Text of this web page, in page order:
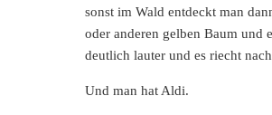
sonst im Wald entdeckt man
oder anderen gelben Baum und
deutlich lauter und es riecht
Und man hat Aldi.